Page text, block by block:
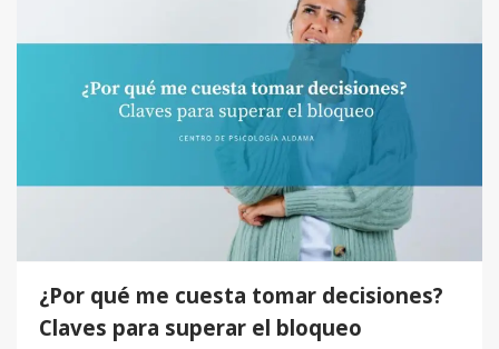
¿Por qué me cuesta tomar decisiones?
Claves para superar el bloqueo